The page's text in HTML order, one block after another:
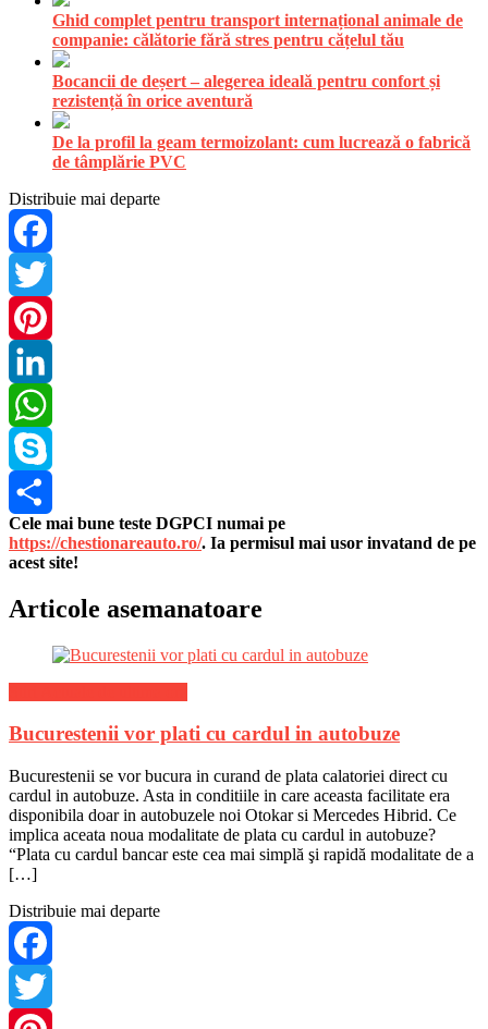
Ghid complet pentru transport internațional animale de
companie: călătorie fără stres pentru cățelul tău
Bocancii de deșert – alegerea ideală pentru confort și
rezistență în orice aventură
De la profil la geam termoizolant: cum lucrează o fabrică
de tâmplărie PVC
Distribuie mai departe
Facebook
Twitter
Pinterest
LinkedIn
WhatsApp
Skype
Share
Cele mai bune teste DGPCI numai pe
https://chestionareauto.ro/. Ia permisul mai usor invatand de pe
acest site!
Articole asemanatoare
Bucurestenii vor plati cu cardul in autobuze
Bucurestenii se vor bucura in curand de plata calatoriei direct cu
cardul in autobuze. Asta in conditiile in care aceasta facilitate era
disponibila doar in autobuzele noi Otokar si Mercedes Hibrid. Ce
implica aceata noua modalitate de plata cu cardul in autobuze?
“Plata cu cardul bancar este cea mai simplă şi rapidă modalitate de a
[…]
Distribuie mai departe
Facebook